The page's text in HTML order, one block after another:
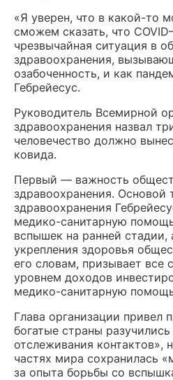
«Я уверен, что в какой-то
сможем сказать, что
чрезвычайная ситуация в
здравоохранения,
озабоченность, и как
Гебрейесус.
Руководитель Всемирной
здравоохранения назвал
человечество должно
ковида.
Первый — важность
здравоохранения. Основой
здравоохранения
медико-санитарную
вспышек на ранней стадии,
укрепления здоровья
его словам, призывает все
уровнем доходов
медико-санитарную
Глава организации привел
богатые страны
отслеживания контактов»,
частях мира сохранилась
за опыта борьбы со